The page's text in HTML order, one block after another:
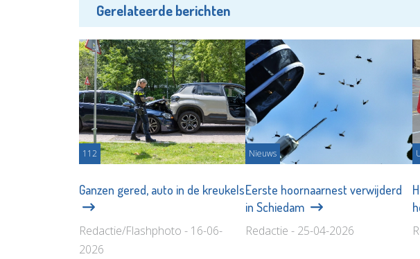
Gerelateerde berichten
112
Ganzen gered, auto in de kreukels
Redactie/Flashphoto - 16-06-
2026
Nieuws
Eerste hoornaarnest verwijderd
in Schiedam
Redactie - 25-04-2026